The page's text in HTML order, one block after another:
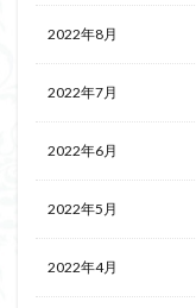
2022年8月
2022年7月
2022年6月
2022年5月
2022年4月